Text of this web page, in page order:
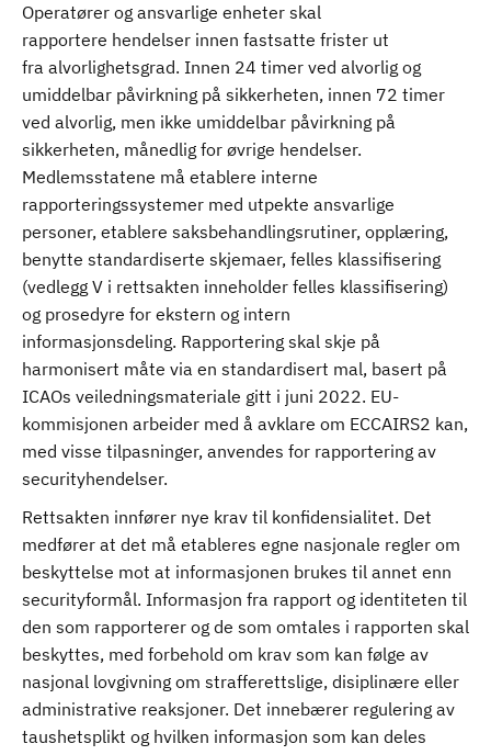
Operatører og ansvarlige enheter skal
rapportere hendelser innen fastsatte frister ut
fra alvorlighetsgrad. Innen 24 timer ved alvorlig og
umiddelbar påvirkning på sikkerheten, innen 72 timer
ved alvorlig, men ikke umiddelbar påvirkning på
sikkerheten, månedlig for øvrige hendelser.
Medlemsstatene må etablere interne
rapporteringssystemer med utpekte ansvarlige
personer, etablere saksbehandlingsrutiner, opplæring,
benytte standardiserte skjemaer, felles klassifisering
(vedlegg V i rettsakten inneholder felles klassifisering)
og prosedyre for ekstern og intern
informasjonsdeling. Rapportering skal skje på
harmonisert måte via en standardisert mal, basert på
ICAOs veiledningsmateriale gitt i juni 2022. EU-
kommisjonen arbeider med å avklare om ECCAIRS2 kan,
med visse tilpasninger, anvendes for rapportering av
securityhendelser.
Rettsakten innfører nye krav til konfidensialitet. Det
medfører at det må etableres egne nasjonale regler om
beskyttelse mot at informasjonen brukes til annet enn
securityformål. Informasjon fra rapport og identiteten til
den som rapporterer og de som omtales i rapporten skal
beskyttes, med forbehold om krav som kan følge av
nasjonal lovgivning om strafferettslige, disiplinære eller
administrative reaksjoner. Det innebærer regulering av
taushetsplikt og hvilken informasjon som kan deles